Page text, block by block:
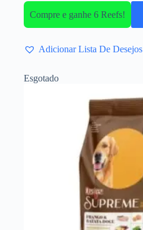
Compre e ganhe 6 Reefs!
Adicionar Lista De Desejos
Esgotado